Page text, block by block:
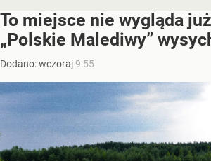
To miejsce nie wygląda
„Polskie Malediwy”
Dodano:wczoraj9:55